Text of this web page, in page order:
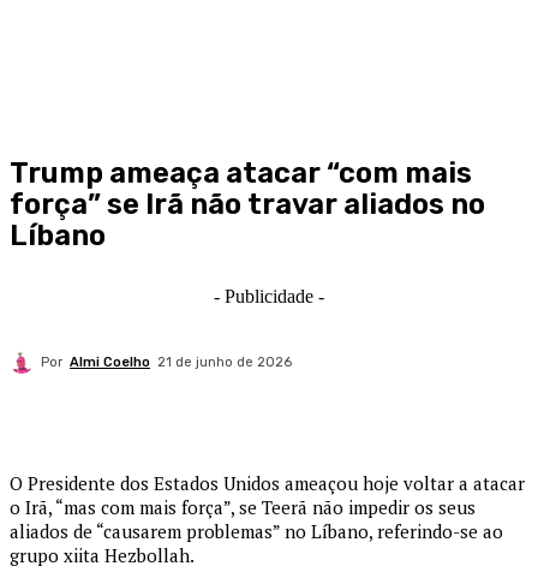
Trump ameaça atacar “com mais
força” se Irã não travar aliados no
Líbano
- Publicidade -
Por Almi Coelho 21 de junho de 2026
O Presidente dos Estados Unidos ameaçou hoje voltar a atacar
o Irã, “mas com mais força”, se Teerã não impedir os seus
aliados de “causarem problemas” no Líbano, referindo-se ao
grupo xiita Hezbollah.